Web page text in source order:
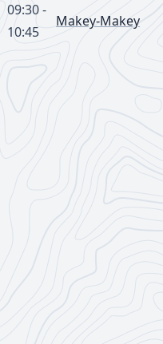
09:30 -
10:45
Makey-Makey